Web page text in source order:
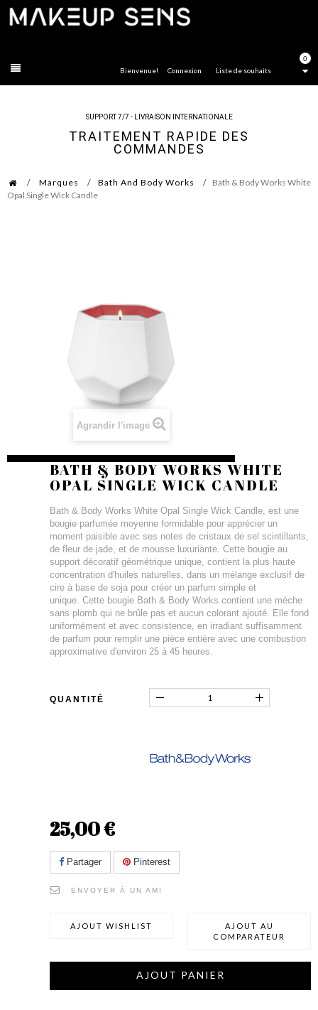
0
Liste de souhaits
Bienvenue! Connexion
SUPPORT 7/7 - LIVRAISON INTERNATIONALE
TRAITEMENT RAPIDE DES
COMMANDES
Marques Bath And Body Works
Bath & Body Works White
Opal Single Wick Candle
Agrandir l'image
BATH & BODY WORKS WHITE
OPAL SINGLE WICK CANDLE
Bath & Body Works White Opal Single Wick Candle, est une
bougie parfumée moyenne formidable pour apprécier un
moment paisible avec ses notes de cristaux de sel scintillants,
de fleur de jade, et de mousse luxuriante. Cette bougie au
support décoratif géométrique unique, contient la plus haute
concentration d'huiles naturelles, dans un mélange exclusif de
cire à base de soja pour créer un parfum simple et
unique. Cette bougie Bath & Body Works contient une mèche
sans plomb qui ne brûle pas et aucun colorant ajouté. Elle fond
uniformément et avec consistence, en irradiant suffisamment
de parfum pour remplir une pièce entière avec une combustion
approximative d'environ 25 à 45 heures.
QUANTITÉ
25,00 €
Partager Pinterest
ENVOYER À UN AMI
AJOUT WISHLIST
AJOUT AU
COMPARATEUR
AJOUT PANIER